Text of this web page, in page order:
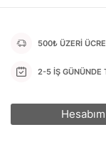
500₺ ÜZERİ
2-5 İŞ GÜNÜNDE
Hesabım